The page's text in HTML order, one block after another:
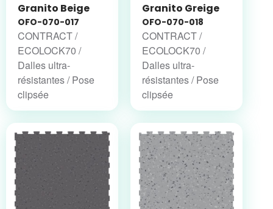
Granito Beige
OFO-070-017
CONTRACT /
ECOLOCK70 /
Dalles ultra-
résistantes / Pose
clipsée
Granito Greige
OFO-070-018
CONTRACT /
ECOLOCK70 /
Dalles ultra-
résistantes / Pose
clipsée